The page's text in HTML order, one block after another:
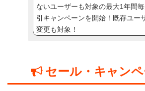
ないユーザーも対象の最大1年間
引キャンペーンを開始！既存ユー
変更も対象！
セール・キャン